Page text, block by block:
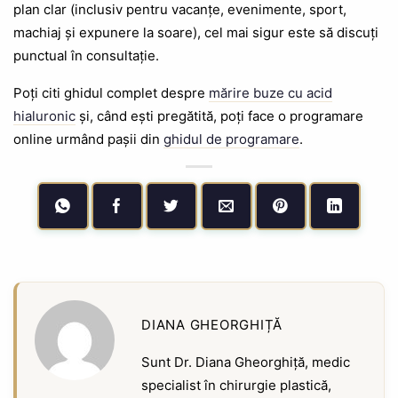
plan clar (inclusiv pentru vacanțe, evenimente, sport,
machiaj și expunere la soare), cel mai sigur este să discuți
punctual în consultație.
Poți citi ghidul complet despre mărire buze cu acid
hialuronic și, când ești pregătită, poți face o programare
online urmând pașii din ghidul de programare.
DIANA GHEORGHIȚĂ
Sunt Dr. Diana Gheorghiță, medic
specialist în chirurgie plastică,